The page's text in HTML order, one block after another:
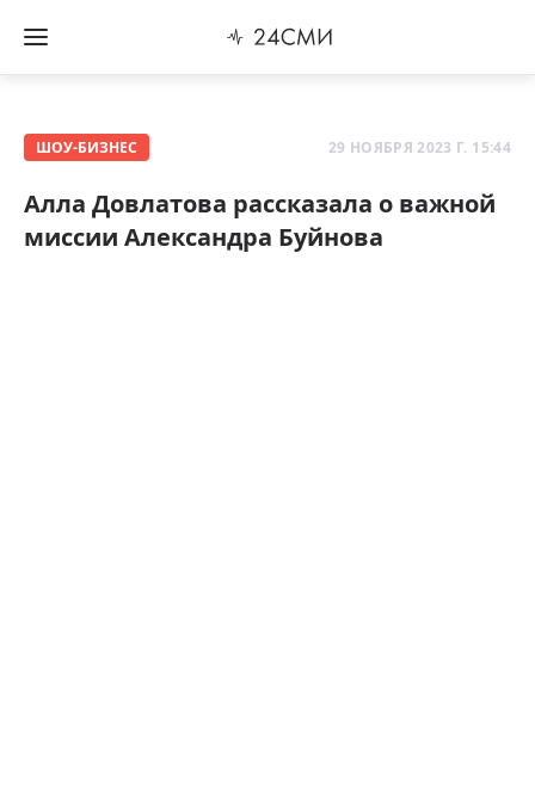
ШОУ-БИЗНЕС 29 НОЯБРЯ 2023 Г. 15:44
Алла Довлатова рассказала о важной
миссии Александра Буйнова